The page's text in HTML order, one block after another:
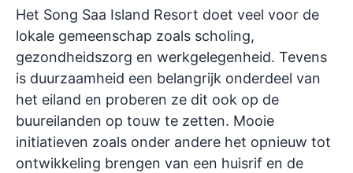
Het Song Saa Island Resort doet veel voor de
lokale gemeenschap zoals scholing,
gezondheidszorg en werkgelegenheid. Tevens
is duurzaamheid een belangrijk onderdeel van
het eiland en proberen ze dit ook op de
buureilanden op touw te zetten. Mooie
initiatieven zoals onder andere het opnieuw tot
ontwikkeling brengen van een huisrif en de